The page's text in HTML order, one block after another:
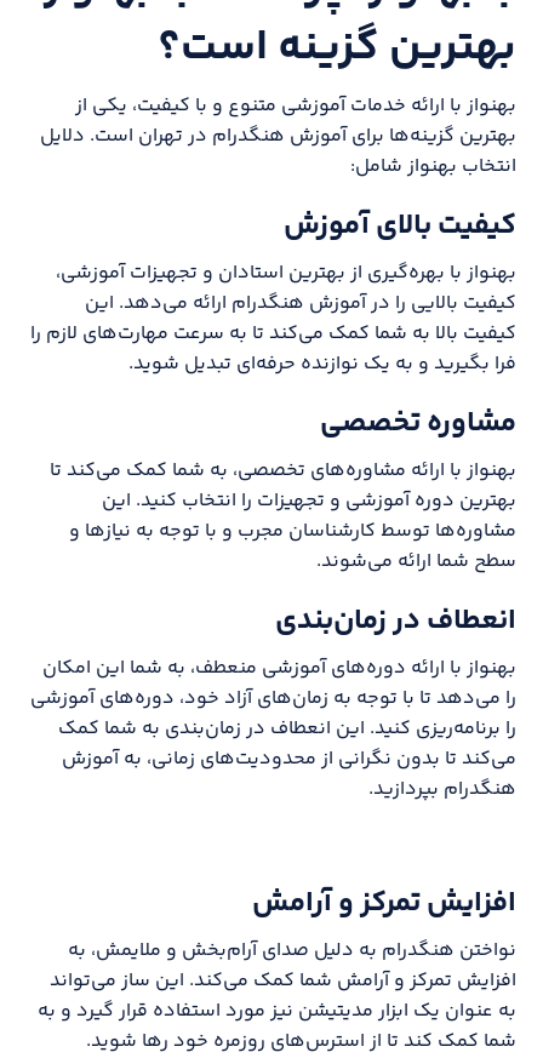
بهترین گزینه است؟
بهنواز با ارائه خدمات آموزشی متنوع و با کیفیت، یکی از
بهترین گزینه‌ها برای آموزش هنگدرام در تهران است. دلایل
انتخاب بهنواز شامل:
کیفیت بالای آموزش
بهنواز با بهره‌گیری از بهترین استادان و تجهیزات آموزشی،
کیفیت بالایی را در آموزش هنگدرام ارائه می‌دهد. این
کیفیت بالا به شما کمک می‌کند تا به سرعت مهارت‌های لازم را
فرا بگیرید و به یک نوازنده حرفه‌ای تبدیل شوید.
مشاوره تخصصی
بهنواز با ارائه مشاوره‌های تخصصی، به شما کمک می‌کند تا
بهترین دوره آموزشی و تجهیزات را انتخاب کنید. این
مشاوره‌ها توسط کارشناسان مجرب و با توجه به نیازها و
سطح شما ارائه می‌شوند.
انعطاف در زمان‌بندی
بهنواز با ارائه دوره‌های آموزشی منعطف، به شما این امکان
را می‌دهد تا با توجه به زمان‌های آزاد خود، دوره‌های آموزشی
را برنامه‌ریزی کنید. این انعطاف در زمان‌بندی به شما کمک
می‌کند تا بدون نگرانی از محدودیت‌های زمانی، به آموزش
هنگدرام بپردازید.
افزایش تمرکز و آرامش
نواختن هنگدرام به دلیل صدای آرام‌بخش و ملایمش، به
افزایش تمرکز و آرامش شما کمک می‌کند. این ساز می‌تواند
به عنوان یک ابزار مدیتیشن نیز مورد استفاده قرار گیرد و به
شما کمک کند تا از استرس‌های روزمره خود رها شوید.